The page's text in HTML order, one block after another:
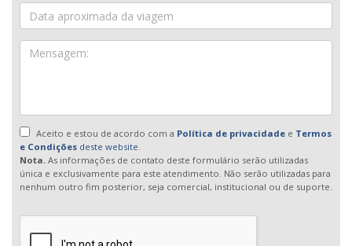
Aceito e estou de acordo com a Política de privacidadee Termos
e Condições deste website.
Nota. As informações de contato deste formulário serão utilizadas
única e exclusivamente para este atendimento. Não serão utilizadas para
nenhum outro fim posterior, seja comercial, institucional ou de suporte.